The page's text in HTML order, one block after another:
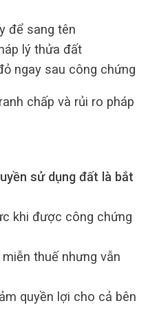
để sang tên
lý thửa đất
ngay sau công chứng
chấp và rủi ro pháp
sử dụng đất là bắt
khi được công chứng
thuế nhưng vẫn
quyền lợi cho cả bên